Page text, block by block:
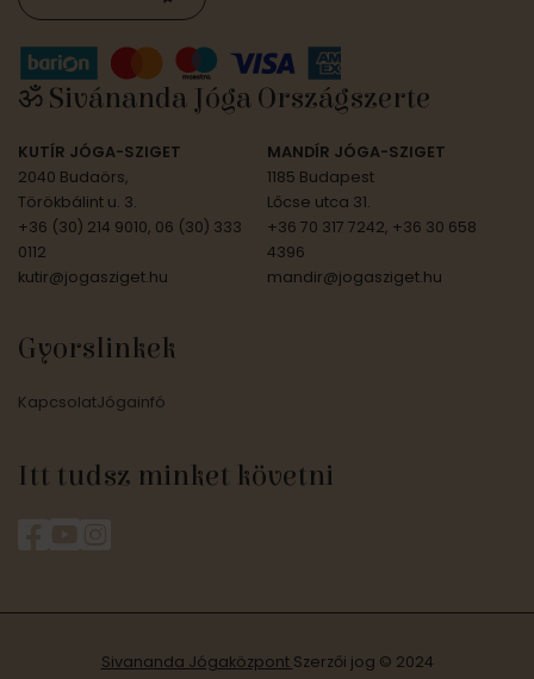
ॐ Sivánanda Jóga Országszerte
KUTÍR JÓGA-SZIGET
2040 Budaörs,
Törökbálint u. 3.
+36 (30) 214 9010, 06 (30) 333
0112
kutir@jogasziget.hu
MANDÍR JÓGA-SZIGET
1185 Budapest
Lőcse utca 31.
+36 70 317 7242, +36 30 658
4396
mandir@jogasziget.hu
Gyorslinkek
KapcsolatJógainfó
Itt tudsz minket követni
Sivananda Jógaközpont Szerzői jog © 2024